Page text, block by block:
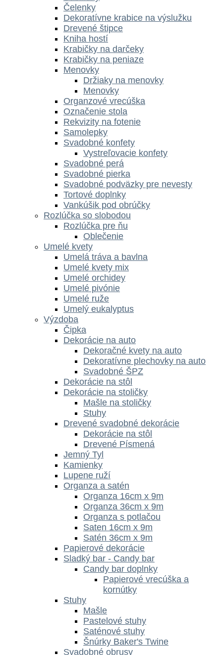
Čelenky
Dekoratívne krabice na výslužku
Drevené štipce
Kniha hostí
Krabičky na darčeky
Krabičky na peniaze
Menovky
Držiaky na menovky
Menovky
Organzové vrecúška
Označenie stola
Rekvizity na fotenie
Samolepky
Svadobné konfety
Vystreľovacie konfety
Svadobné perá
Svadobné pierka
Svadobné podväzky pre nevesty
Tortové doplnky
Vankúšik pod obrúčky
Rozlúčka so slobodou
Rozlúčka pre ňu
Oblečenie
Umelé kvety
Umelá tráva a bavlna
Umelé kvety mix
Umelé orchidey
Umelé pivónie
Umelé ruže
Umelý eukalyptus
Výzdoba
Čipka
Dekorácie na auto
Dekoračné kvety na auto
Dekoratívne plechovky na auto
Svadobné ŠPZ
Dekorácie na stôl
Dekorácie na stoličky
Mašle na stoličky
Stuhy
Drevené svadobné dekorácie
Dekorácie na stôl
Drevené Písmená
Jemný Tyl
Kamienky
Lupene ruží
Organza a satén
Organza 16cm x 9m
Organza 36cm x 9m
Organza s potlačou
Saten 16cm x 9m
Satén 36cm x 9m
Papierové dekorácie
Sladký bar - Candy bar
Candy bar doplnky
Papierové vrecúška a
kornútky
Stuhy
Mašle
Pastelové stuhy
Saténové stuhy
Šnúrky Baker's Twine
Svadobné obrusy